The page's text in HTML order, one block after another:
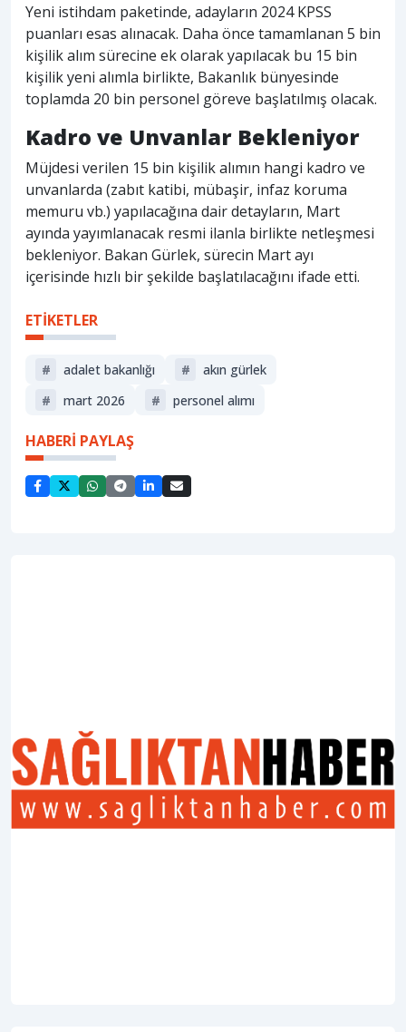
Yeni istihdam paketinde, adayların 2024 KPSS
puanları esas alınacak. Daha önce tamamlanan 5 bin
kişilik alım sürecine ek olarak yapılacak bu 15 bin
kişilik yeni alımla birlikte, Bakanlık bünyesinde
toplamda 20 bin personel göreve başlatılmış olacak.
Kadro ve Unvanlar Bekleniyor
Müjdesi verilen 15 bin kişilik alımın hangi kadro ve
unvanlarda (zabıt katibi, mübaşir, infaz koruma
memuru vb.) yapılacağına dair detayların, Mart
ayında yayımlanacak resmi ilanla birlikte netleşmesi
bekleniyor. Bakan Gürlek, sürecin Mart ayı
içerisinde hızlı bir şekilde başlatılacağını ifade etti.
ETİKETLER
# adalet bakanlığı #
akın gürlek
#
mart 2026 # personel alımı
HABERİ PAYLAŞ